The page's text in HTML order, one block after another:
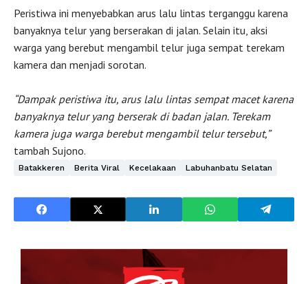
Peristiwa ini menyebabkan arus lalu lintas terganggu karena
banyaknya telur yang berserakan di jalan. Selain itu, aksi
warga yang berebut mengambil telur juga sempat terekam
kamera dan menjadi sorotan.
“Dampak peristiwa itu, arus lalu lintas sempat macet karena
banyaknya telur yang berserak di badan jalan. Terekam
kamera juga warga berebut mengambil telur tersebut,”
tambah Sujono.
Batakkeren Berita Viral Kecelakaan Labuhanbatu Selatan